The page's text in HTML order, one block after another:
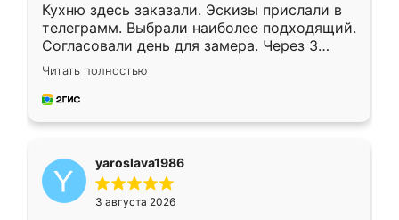
Кухню здесь заказали. Эскизы прислали в
телеграмм. Выбрали наиболее подходящий.
Согласовали день для замера. Через 3
недели кухня была уже готова. Остались
довольны работой. Спасибо Ренессанс
мебель за качественную работу!
Читать полностью
yaroslava1986
3 августа 2026